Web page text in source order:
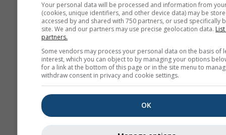
Your personal data will be processed and information from
(cookies, unique identifiers, and other device data) may be
accessed by and shared with 750 partners, or used specifically
site. We and our partners may use precise geolocation data.
partners.
Some vendors may process your personal data on the basis of
interest, which you can object to by managing your options
for a link at the bottom of this page or in the site menu to
withdraw consent in privacy and cookie settings.
OK